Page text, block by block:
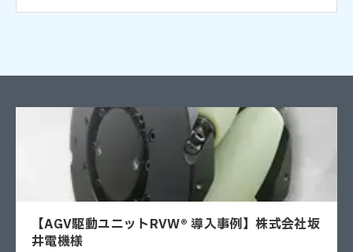
【AGV駆動ユニットRVW® 導入事例】株式会社坂
井電機様